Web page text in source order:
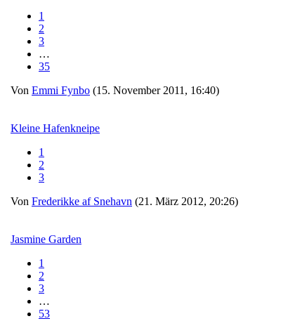
1
2
3
…
35
Von Emmi Fynbo (15. November 2011, 16:40)
Kleine Hafenkneipe
1
2
3
Von Frederikke af Snehavn (21. März 2012, 20:26)
Jasmine Garden
1
2
3
…
53